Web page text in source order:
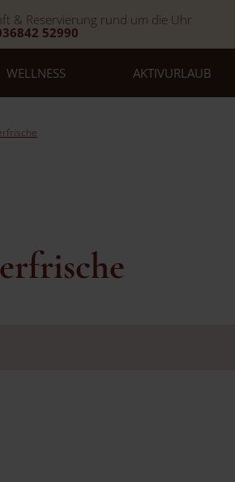
& Reservierung rund um die Uhr
52990
WELLNESS AKTIVURLAUB